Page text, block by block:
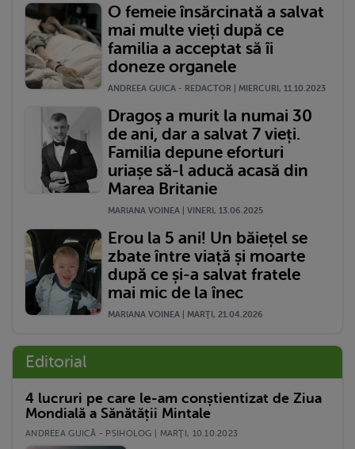
O femeie însărcinată a salvat
mai multe vieți după ce
familia a acceptat să îi
doneze organele
ANDREEA GUICA - REDACTOR | MIERCURI, 11.10.2023
Dragoş a murit la numai 30
de ani, dar a salvat 7 vieți.
Familia depune eforturi
uriașe să-l aducă acasă din
Marea Britanie
MARIANA VOINEA | VINERI, 13.06.2025
Erou la 5 ani! Un băiețel se
zbate între viață și moarte
după ce și-a salvat fratele
mai mic de la înec
MARIANA VOINEA | MARŢI, 21.04.2026
Editorial
4 lucruri pe care le-am conștientizat de Ziua
Mondială a Sănătății Mintale
ANDREEA GUICĂ - PSIHOLOG | MARŢI, 10.10.2023